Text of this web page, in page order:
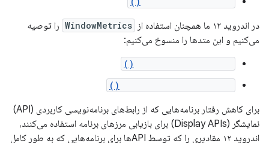
در اندروید ۱۲ ما همچنان استفاده از WindowMetrics را توصیه
می‌کنیم و این متدها را منسوخ می‌کنیم:
برای کاهش رفتار برنامه‌هایی که از رابط‌های برنامه‌نویسی کاربردی (API)
نمایشگر (Display APIs) برای بازیابی مرزهای برنامه استفاده می‌کنند،
اندروید ۱۲ مقادیری را که توسط APIها برای برنامه‌هایی که به طور کامل